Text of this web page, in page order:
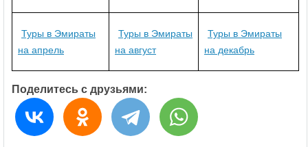
Туры в Эмираты
на апрель
Туры в Эмираты
на август
Туры в Эмираты
на декабрь
Поделитесь с друзьями: